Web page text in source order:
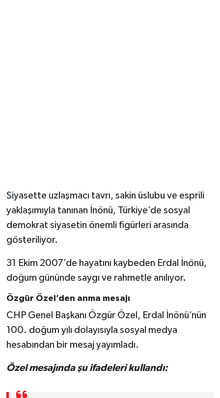
Siyasette uzlaşmacı tavrı, sakin üslubu ve esprili
yaklaşımıyla tanınan İnönü, Türkiye’de sosyal
demokrat siyasetin önemli figürleri arasında
gösteriliyor.
31 Ekim 2007’de hayatını kaybeden Erdal İnönü,
doğum gününde saygı ve rahmetle anılıyor.
Özgür Özel’den anma mesajı
CHP Genel Başkanı Özgür Özel, Erdal İnönü’nün
100. doğum yılı dolayısıyla sosyal medya
hesabından bir mesaj yayımladı.
Özel mesajında şu ifadeleri kullandı: